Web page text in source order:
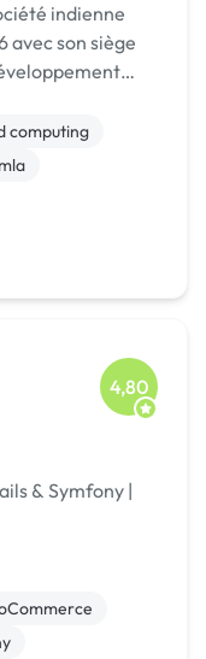
indienne
avec son siège
et sa banlieue
computing
4,80
& Symfony |